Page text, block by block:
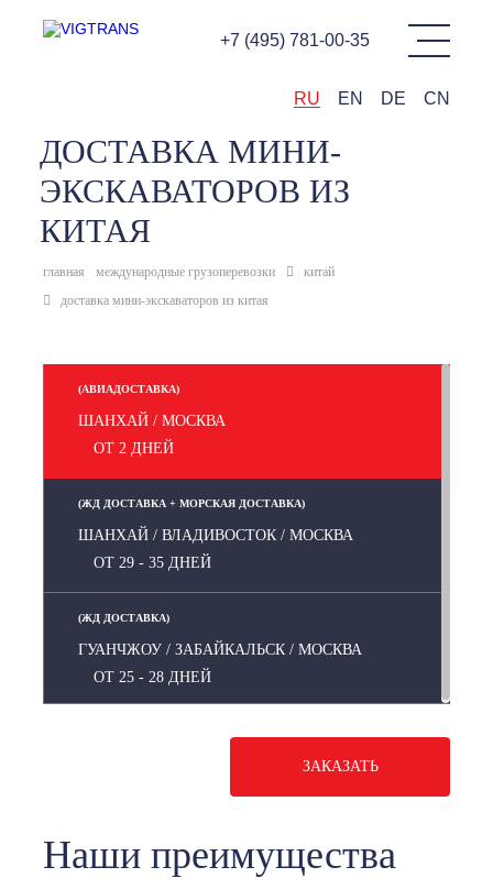
+7 (495) 781-00-35
CN
DE
EN
RU
ДОСТАВКА МИНИ-
ЭКСКАВАТОРОВ ИЗ
КИТАЯ
главная международные грузоперевозки
китай
доставка мини-экскаваторов из китая
(АВИАДОСТАВКА)
ШАНХАЙ / МОСКВА
ОТ 2 ДНЕЙ
(ЖД ДОСТАВКА + МОРСКАЯ ДОСТАВКА)
ШАНХАЙ / ВЛАДИВОСТОК / МОСКВА
ОТ 29 - 35 ДНЕЙ
(ЖД ДОСТАВКА)
ГУАНЧЖОУ / ЗАБАЙКАЛЬСК / МОСКВА
ОТ 25 - 28 ДНЕЙ
ЗАКАЗАТЬ
Наши преимущества